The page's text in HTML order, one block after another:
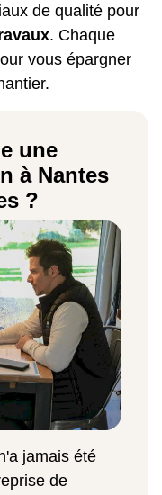
de qualité pour
. Chaque
vous épargner
une
à Nantes
?
jamais été
de